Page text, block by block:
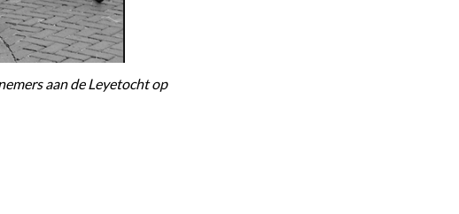
aan de Leyetocht op